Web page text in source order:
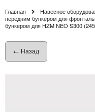
Главная Навесное
передним бункером для
бункером для HZM NEO S300
← Назад